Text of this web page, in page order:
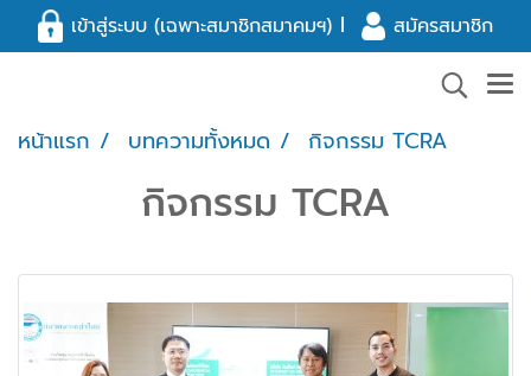
เข้าสู่ระบบ (เฉพาะสมาชิกสมาคมฯ) l สมัครสมาชิก
หน้าแรก บทความทั้งหมด กิจกรรม TCRA
กิจกรรม TCRA